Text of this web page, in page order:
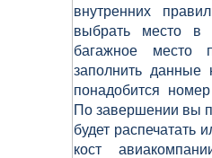
внутренних
выбрать место в
багажное место
заполнить данные
понадобится
По завершении вы
будет распечатать
кост